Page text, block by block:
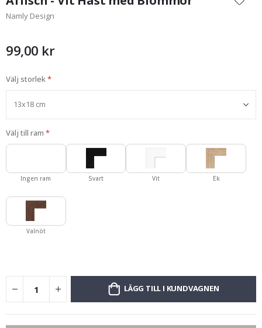
början
av
Namly Design
99,00 kr
Välj storlek
Välj till ram
Ingen ram Svart Vit Ek
Valnöt
LÄGG TILL I KUNDVAGNEN